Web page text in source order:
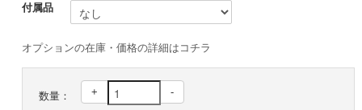
付属品
オプションの在庫・価格の詳細はコチラ
数量： + -